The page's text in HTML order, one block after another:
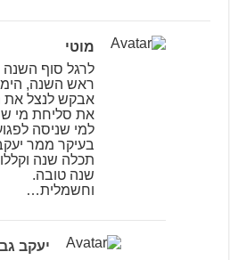
מוטי
לרגל סוף השנה
ראש השנה,
אבקש לנצל את
את סליחת מי
למי שניסה
בעיקר ממר
תכלה שנה
שנה טובה.
וחשמלית…
יעקב